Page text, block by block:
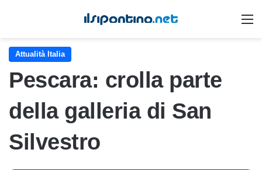
Attualità Italia
Pescara: crolla parte
della galleria di San
Silvestro